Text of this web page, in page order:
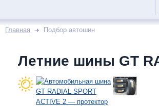
Главная Подбор автошин
Летние шины GT